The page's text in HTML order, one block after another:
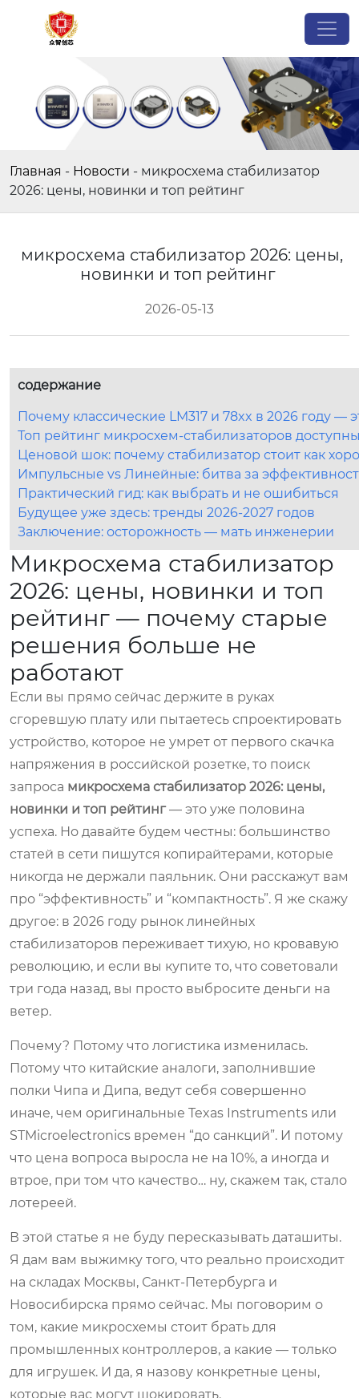
Главная - Новости - микросхема стабилизатор
2026: цены, новинки и топ рейтинг
микросхема стабилизатор 2026: цены,
новинки и топ рейтинг
2026-05-13
содержание
Почему классические LM317 и 78xx в 2026 году —
Топ рейтинг микросхем-стабилизаторов
Ценовой шок: почему стабилизатор стоит как
Импульсные vs Линейные: битва за
Практический гид: как выбрать и не ошибиться
Будущее уже здесь: тренды 2026-2027 годов
Заключение: осторожность — мать инженерии
Микросхема стабилизатор
2026: цены, новинки и топ
рейтинг — почему старые
решения больше не
работают
Если вы прямо сейчас держите в руках
сгоревшую плату или пытаетесь спроектировать
устройство, которое не умрет от первого скачка
напряжения в российской розетке, то поиск
запроса микросхема стабилизатор 2026: цены,
новинки и топ рейтинг— это уже половина
успеха. Но давайте будем честны: большинство
статей в сети пишутся копирайтерами, которые
никогда не держали паяльник. Они расскажут вам
про “эффективность” и “компактность”. Я же скажу
другое: в 2026 году рынок линейных
стабилизаторов переживает тихую, но кровавую
революцию, и если вы купите то, что советовали
три года назад, вы просто выбросите деньги на
ветер.
Почему? Потому что логистика изменилась.
Потому что китайские аналоги, заполнившие
полки Чипа и Дипа, ведут себя совершенно
иначе, чем оригинальные Texas Instruments или
STMicroelectronics времен “до санкций”. И потому
что цена вопроса выросла не на 10%, а иногда и
втрое, при том что качество… ну, скажем так, стало
лотереей.
В этой статье я не буду пересказывать даташиты.
Я дам вам выжимку того, что реально происходит
на складах Москвы, Санкт-Петербурга и
Новосибирска прямо сейчас. Мы поговорим о
том, какие микросхемы стоит брать для
промышленных контроллеров, а какие — только
для игрушек. И да, я назову конкретные цены,
которые вас могут шокировать.